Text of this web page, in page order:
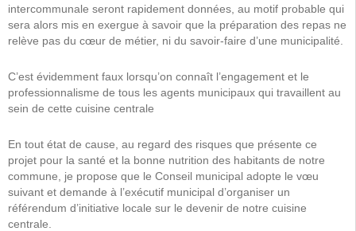
intercommunale seront rapidement données, au motif probable qui
sera alors mis en exergue à savoir que la préparation des repas ne
relève pas du cœur de métier, ni du savoir-faire d’une municipalité.
C’est évidemment faux lorsqu’on connaît l’engagement et le
professionnalisme de tous les agents municipaux qui travaillent au
sein de cette cuisine centrale
En tout état de cause, au regard des risques que présente ce
projet pour la santé et la bonne nutrition des habitants de notre
commune, je propose que le Conseil municipal adopte le vœu
suivant et demande à l’exécutif municipal d’organiser un
référendum d’initiative locale sur le devenir de notre cuisine
centrale.